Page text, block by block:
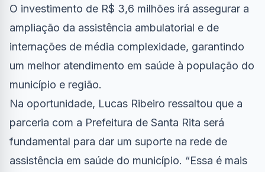
O investimento de R$ 3,6 milhões irá assegurar a
ampliação da assistência ambulatorial e de
internações de média complexidade, garantindo
um melhor atendimento em saúde à população do
município e região.
Na oportunidade, Lucas Ribeiro ressaltou que a
parceria com a Prefeitura de Santa Rita será
fundamental para dar um suporte na rede de
assistência em saúde do município. “Essa é mais